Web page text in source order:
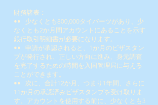
財務諸表：
••
少なくとも800,000タイバーツがあり、少
なくとも2か月間アカウントにあることを示す
銀行取引明細書が必要になります。
••
申請が承認されると、1か月のビザスタン
プが発行され、正しい方向に進み、身元調査
を完了するための時間を入国管理局に与える
ことができます。
••
次に、合計12か月、つまり1年間、さらに
11か月の承認済みビザスタンプを受け取りま
す。アカウントを使用する前に、少なくとも3